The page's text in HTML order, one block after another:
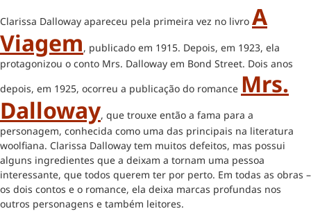
Clarissa Dalloway apareceu pela primeira vez no livro A
Viagem, publicado em 1915. Depois, em 1923, ela
protagonizou o conto Mrs. Dalloway em Bond Street. Dois anos
depois, em 1925, ocorreu a publicação do romance Mrs.
Dalloway, que trouxe então a fama para a
personagem, conhecida como uma das principais na literatura
woolfiana. Clarissa Dalloway tem muitos defeitos, mas possui
alguns ingredientes que a deixam a tornam uma pessoa
interessante, que todos querem ter por perto. Em todas as obras –
os dois contos e o romance, ela deixa marcas profundas nos
outros personagens e também leitores.